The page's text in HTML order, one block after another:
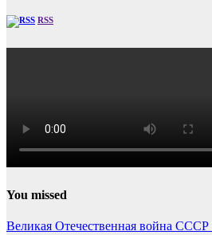
RSS
You missed
Великая Отечественная война СССР